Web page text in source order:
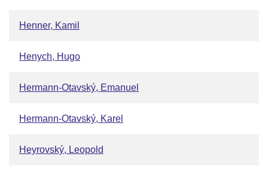
Henner, Kamil
Henych, Hugo
Hermann-Otavský, Emanuel
Hermann-Otavský, Karel
Heyrovský, Leopold